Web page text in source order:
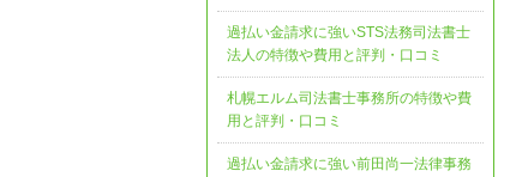
過払い金請求に強いSTS法務司法書士
法人の特徴や費用と評判・口コミ
札幌エルム司法書士事務所の特徴や費
用と評判・口コミ
過払い金請求に強い前田尚一法律事務